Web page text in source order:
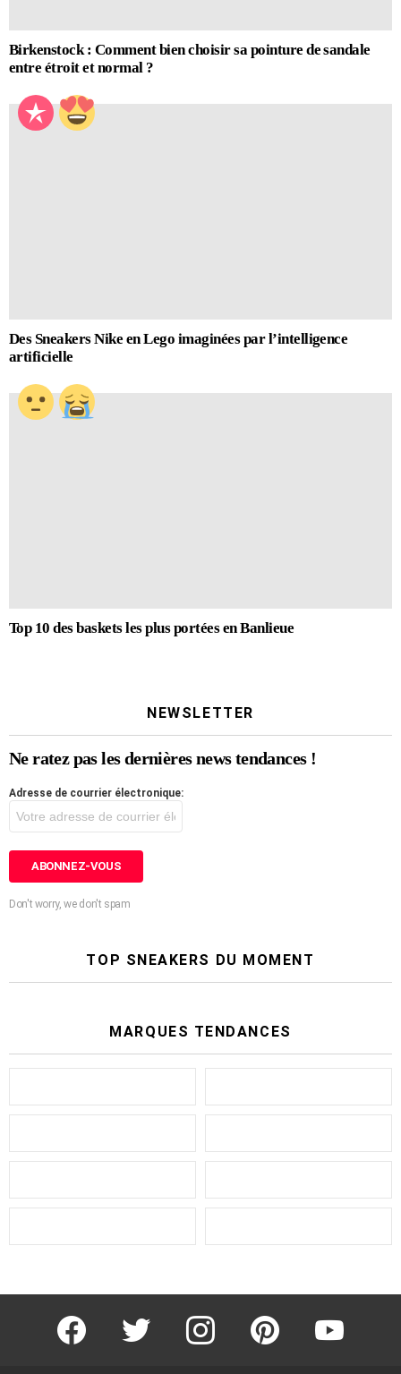
Birkenstock : Comment bien choisir sa pointure de sandale
entre étroit et normal ?
Des Sneakers Nike en Lego imaginées par l’intelligence
artificielle
Top 10 des baskets les plus portées en Banlieue
NEWSLETTER
Ne ratez pas les dernières news tendances !
Adresse de courrier électronique:
Don't worry, we don't spam
TOP SNEAKERS DU MOMENT
MARQUES TENDANCES
facebook twitter instagram pinterest youtube